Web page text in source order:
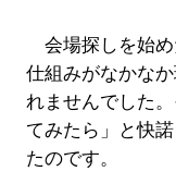
会場探しを始め
仕組みがなかな
れませんでした
てみたら」と快
たのです。